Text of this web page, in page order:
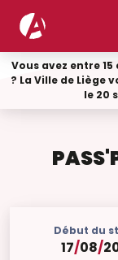
Vous avez entre
? La Ville de Liège
le 20
Début du
17/08/